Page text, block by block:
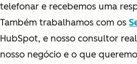
telefonar e recebemos uma
Também trabalhamos com os
HubSpot, e nosso consultor
nosso negócio e o que